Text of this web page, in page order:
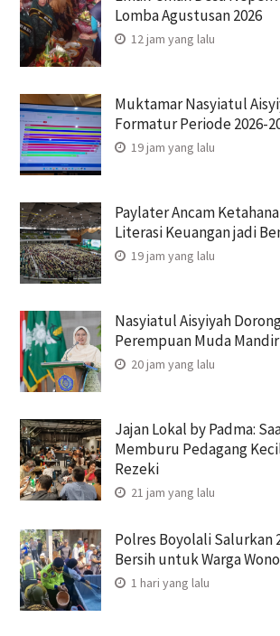
Lomba Agustusan 2026
12 jam yang lalu
Muktamar Nasyiatul
Formatur Periode 2026-
19 jam yang lalu
Paylater Ancam
Literasi Keuangan jadi
19 jam yang lalu
Nasyiatul Aisyiyah
Perempuan Muda
20 jam yang lalu
Jajan Lokal by Padma:
Memburu Pedagang
Rezeki
21 jam yang lalu
Polres Boyolali Salurkan
Bersih untuk Warga
1 hari yang lalu